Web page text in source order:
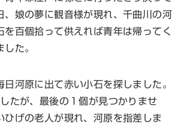
、娘の夢に観音様が現れ、千曲川の河
を百個拾って供えれば青年は帰ってく
た。
河原に出て赤い小石を探しました。
たが、最後の１個が見つかりませ
ひげの老人が現れ、河原を指差しま